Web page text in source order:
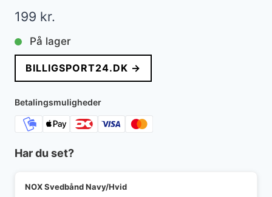
199 kr.
På lager
BILLIGSPORT24.DK →
Betalingsmuligheder
Har du set?
NOX Svedbånd Navy/Hvid